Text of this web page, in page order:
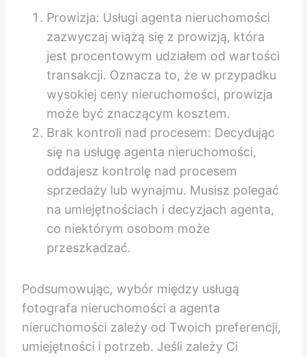
Prowizja: Usługi agenta nieruchomości
zazwyczaj wiążą się z prowizją, która
jest procentowym udziałem od wartości
transakcji. Oznacza to, że w przypadku
wysokiej ceny nieruchomości, prowizja
może być znaczącym kosztem.
Brak kontroli nad procesem: Decydując
się na usługę agenta nieruchomości,
oddajesz kontrolę nad procesem
sprzedaży lub wynajmu. Musisz polegać
na umiejętnościach i decyzjach agenta,
co niektórym osobom może
przeszkadzać.
Podsumowując, wybór między usługą
fotografa nieruchomości a agenta
nieruchomości zależy od Twoich preferencji,
umiejętności i potrzeb. Jeśli zależy Ci